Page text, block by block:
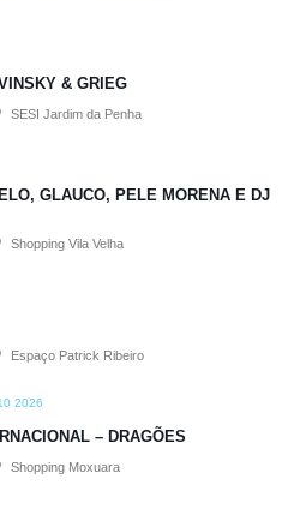
& GRIEG
SESI Jardim da Penha
GLAUCO, PELE MORENA E DJ
Shopping Vila Velha
Espaço Patrick Ribeiro
2026
– DRAGÕES
Shopping Moxuara